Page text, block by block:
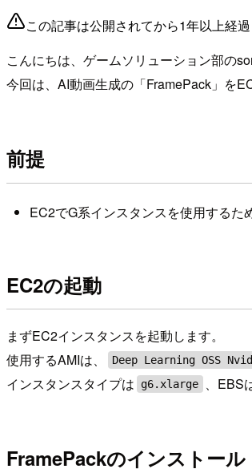
この記事は公開されてから1年以上経
こんにちは、ゲームソリューション部の
今回は、AI動画生成の「FramePack」を
前提
EC2でG系インスタンスを使用するた
EC2の起動
まずEC2インスタンスを起動します。
使用するAMIは、
Deep Learning OSS
インスタンスタイプは
g6.xlarge 、EBS
FramePackのインストール